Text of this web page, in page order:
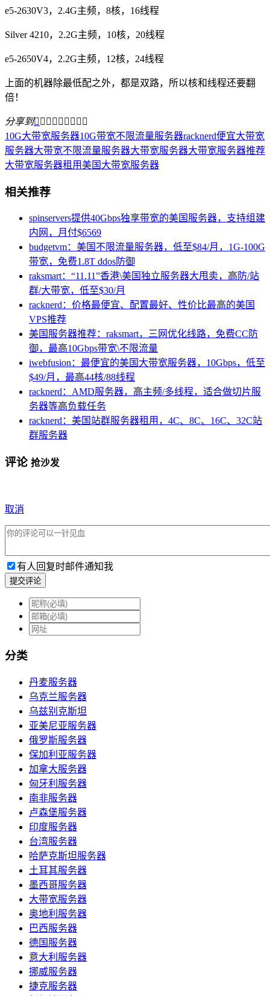
e5-2630V3，2.4G主频，8核，16线程
Silver 4210，2.2G主频，10核，20线程
e5-2650V4，2.2G主频，12核，24线程
上面的机器除最低配之外，都是双路，所以核和线程还要翻
倍！
分享到        
10G大带宽服务器10G带宽不限流量服务器racknerd便宜大带宽
服务器大带宽不限流量服务器大带宽服务器大带宽服务器推荐
大带宽服务器租用美国大带宽服务器
相关推荐
spinservers提供40Gbps独享带宽的美国服务器，支持组建
内网，月付$6569
budgetvm：美国不限流量服务器，低至$84/月，1G-100G
带宽，免费1.8T ddos防御
raksmart：“11.11”香港\美国独立服务器大甩卖，高防/站
群/大带宽，低至$30/月
racknerd：价格最便宜、配置最好、性价比最高的美国
VPS推荐
美国服务器推荐：raksmart，三网优化线路，免费CC防
御，最高10Gbps带宽\不限流量
iwebfusion：最便宜的美国大带宽服务器，10Gbps，低至
$49/月，最高44核/88线程
racknerd：AMD服务器，高主频/多线程，适合做切片服
务器等高负载任务
racknerd：美国站群服务器租用，4C、8C、16C、32C站
群服务器
评论 抢沙发
取消
有人回复时邮件通知我
提交评论
分类
丹麦服务器
乌克兰服务器
乌兹别克斯坦
亚美尼亚服务器
俄罗斯服务器
保加利亚服务器
加拿大服务器
匈牙利服务器
南非服务器
卢森堡服务器
印度服务器
台湾服务器
哈萨克斯坦服务器
土耳其服务器
墨西哥服务器
大带宽服务器
奥地利服务器
巴西服务器
德国服务器
意大利服务器
挪威服务器
捷克服务器